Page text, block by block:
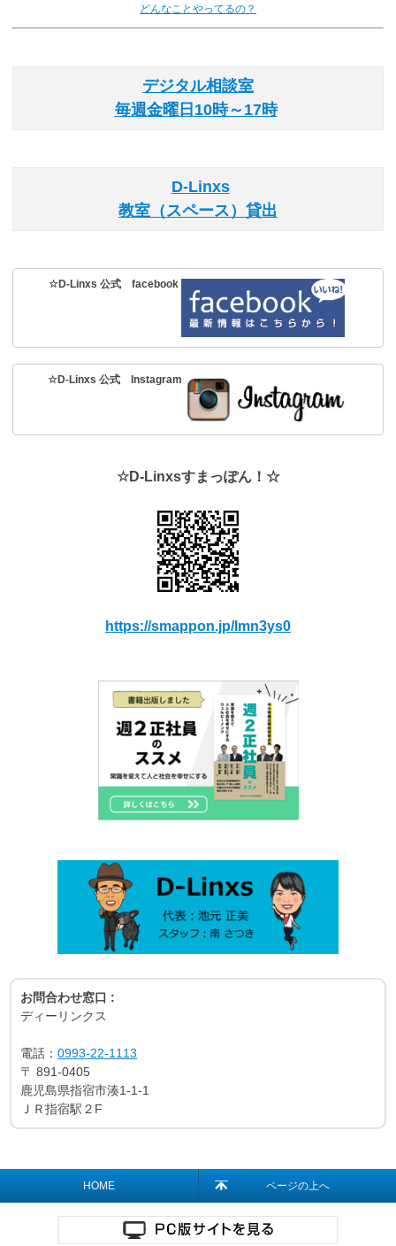
どんなことやってるの？
デジタル相談室
毎週金曜日10時～17時
D-Linxs
教室（スペース）貸出
☆D-Linxs 公式 facebook
☆D-Linxs 公式 Instagram
☆D-Linxsすまっぽん！☆
https://smappon.jp/lmn3ys0
お問合わせ窓口 :
ディーリンクス
電話：0993-22-1113
〒891-0405
鹿児島県指宿市湊1-1-1
ＪＲ指宿駅２F
HOME ページの上へ